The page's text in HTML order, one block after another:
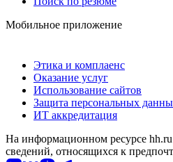
Мобильное приложение
Этика и комплаенс
Оказание услуг
Использование сайтов
Защита персональных
ИТ аккредитация
На информационном ресурсе hh.ru
сведений, относящихся к